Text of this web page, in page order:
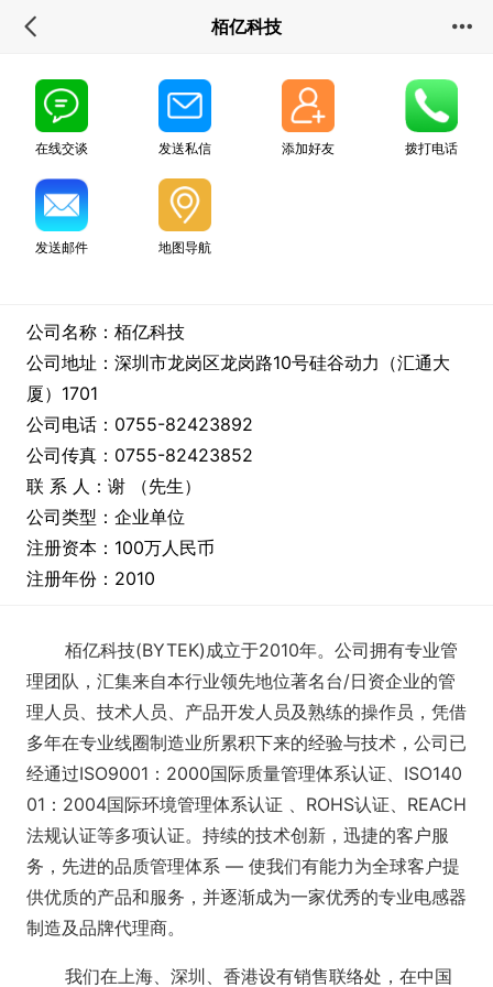
栢亿科技
在线交谈 发送私信 添加好友 拨打电话
发送邮件 地图导航
公司名称：栢亿科技
公司地址：深圳市龙岗区龙岗路10号硅谷动力（汇通大
厦）1701
公司电话：0755-82423892
公司传真：0755-82423852
联 系 人：谢 （先生）
公司类型：企业单位
注册资本：100万人民币
注册年份：2010
栢亿科技(BYTEK)成立于2010年。公司拥有专业管
理团队，汇集来自本行业领先地位著名台/日资企业的管
理人员、技术人员、产品开发人员及熟练的操作员，凭借
多年在专业线圈制造业所累积下来的经验与技术，公司已
经通过ISO9001：2000国际质量管理体系认证、ISO140
01：2004国际环境管理体系认证 、ROHS认证、REACH
法规认证等多项认证。 持续的技术创新，迅捷的客户服
务，先进的品质管理体系 — 使我们有能力为全球客户提
供优质的产品和服务，并逐渐成为一家优秀的专业电感器
制造及品牌代理商。
我们在上海、深圳、香港设有销售联络处，在中国